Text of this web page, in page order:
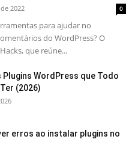
2022 0
para ajudar no
do WordPress? O
que reúne...
Plugins WordPress que Todo
(2026)
erros ao instalar plugins no